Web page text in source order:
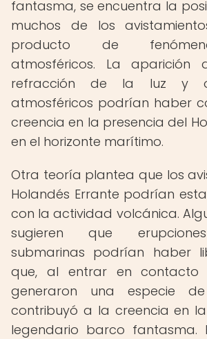
fantasma, se encuentra la
muchos de los
producto de
atmosféricos. La aparición
refracción de la luz y
atmosféricos podrían haber
creencia en la presencia del
en el horizonte marítimo.
Otra teoría plantea que los
Holandés Errante podrían
con la actividad volcánica.
sugieren que
submarinas podrían haber
que, al entrar en contacto
generaron una especie
contribuyó a la creencia en
legendario barco fantasma.